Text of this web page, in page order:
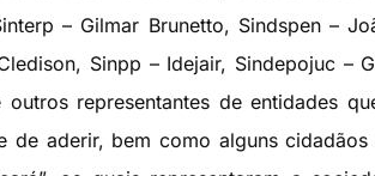
– Gilmar Brunetto, Sindspen –
Sinpp – Idejair, Sindepojuc –
representantes de entidades
de aderir, bem como alguns